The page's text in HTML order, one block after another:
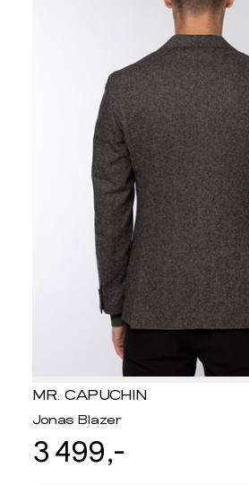
MR. CAPUCHIN
Jonas Blazer
3 499,-